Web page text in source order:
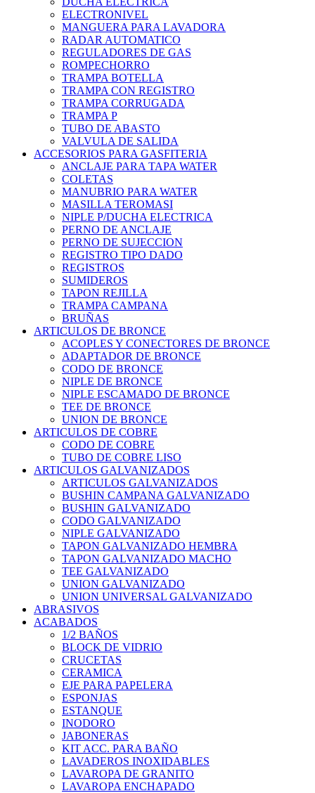
ELECTRONIVEL
MANGUERA PARA LAVADORA
RADAR AUTOMATICO
REGULADORES DE GAS
ROMPECHORRO
TRAMPA BOTELLA
TRAMPA CON REGISTRO
TRAMPA CORRUGADA
TRAMPA P
TUBO DE ABASTO
VALVULA DE SALIDA
ACCESORIOS PARA GASFITERIA
ANCLAJE PARA TAPA WATER
COLETAS
MANUBRIO PARA WATER
MASILLA TEROMASI
NIPLE P/DUCHA ELECTRICA
PERNO DE ANCLAJE
PERNO DE SUJECCION
REGISTRO TIPO DADO
REGISTROS
SUMIDEROS
TAPON REJILLA
TRAMPA CAMPANA
BRUÑAS
ARTICULOS DE BRONCE
ACOPLES Y CONECTORES DE BRONCE
ADAPTADOR DE BRONCE
CODO DE BRONCE
NIPLE DE BRONCE
NIPLE ESCAMADO DE BRONCE
TEE DE BRONCE
UNION DE BRONCE
ARTICULOS DE COBRE
CODO DE COBRE
TUBO DE COBRE LISO
ARTICULOS GALVANIZADOS
ARTICULOS GALVANIZADOS
BUSHIN CAMPANA GALVANIZADO
BUSHIN GALVANIZADO
CODO GALVANIZADO
NIPLE GALVANIZADO
TAPON GALVANIZADO HEMBRA
TAPON GALVANIZADO MACHO
TEE GALVANIZADO
UNION GALVANIZADO
UNION UNIVERSAL GALVANIZADO
ABRASIVOS
ACABADOS
1/2 BAÑOS
BLOCK DE VIDRIO
CRUCETAS
CERAMICA
EJE PARA PAPELERA
ESPONJAS
ESTANQUE
INODORO
JABONERAS
KIT ACC. PARA BAÑO
LAVADEROS INOXIDABLES
LAVAROPA DE GRANITO
LAVAROPA ENCHAPADO